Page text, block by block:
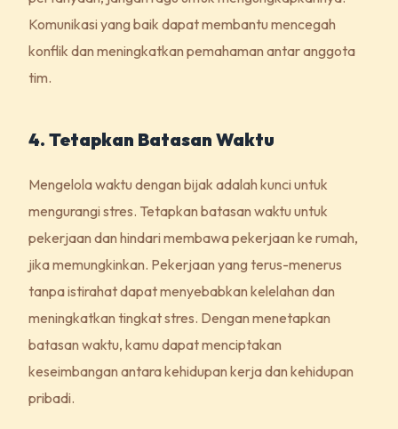
Komunikasi yang baik dapat membantu mencegah
konflik dan meningkatkan pemahaman antar anggota
tim.
4. Tetapkan Batasan Waktu
Mengelola waktu dengan bijak adalah kunci untuk
mengurangi stres. Tetapkan batasan waktu untuk
pekerjaan dan hindari membawa pekerjaan ke rumah,
jika memungkinkan. Pekerjaan yang terus-menerus
tanpa istirahat dapat menyebabkan kelelahan dan
meningkatkan tingkat stres. Dengan menetapkan
batasan waktu, kamu dapat menciptakan
keseimbangan antara kehidupan kerja dan kehidupan
pribadi.